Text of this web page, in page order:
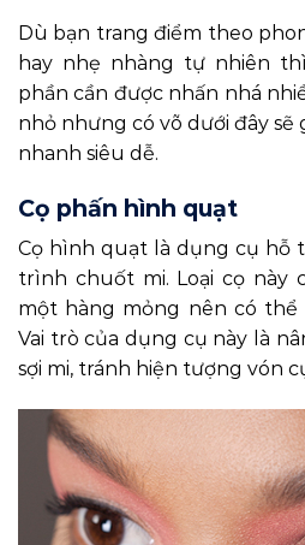
Dù bạn trang điểm theo
hay nhẹ nhàng tự nhiên
phần cần được nhấn nhá
nhỏ nhưng có võ dưới đây sẽ
nhanh siêu dễ.
Cọ phấn hình quạt
Cọ hình quạt là dụng cụ hỗ
trình chuốt mi. Loại cọ này
một hàng mỏng nên có thể
Vai trò của dụng cụ này là
sợi mi, tránh hiện tượng vón